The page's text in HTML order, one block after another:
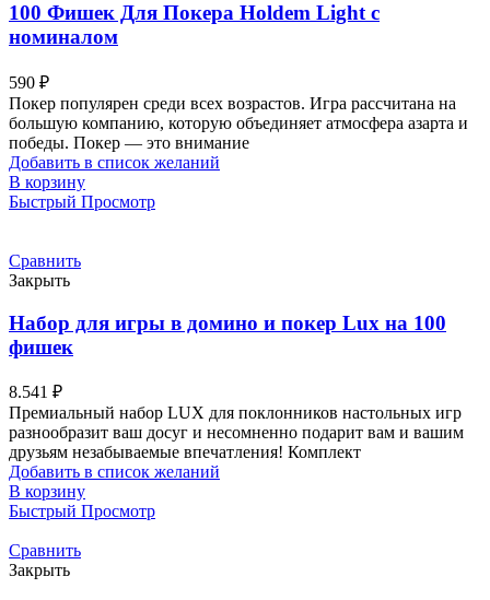
100 Фишек Для Покера Holdem Light с
номиналом
590 ₽
Покер популярен среди всех возрастов. Игра рассчитана на
большую компанию, которую объединяет атмосфера азарта и
победы. Покер — это внимание
Добавить в список желаний
В корзину
Быстрый Просмотр
Сравнить
Закрыть
Набор для игры в домино и покер Lux на 100
фишек
8.541 ₽
Премиальный набор LUX для поклонников настольных игр
разнообразит ваш досуг и несомненно подарит вам и вашим
друзьям незабываемые впечатления! Комплект
Добавить в список желаний
В корзину
Быстрый Просмотр
Сравнить
Закрыть